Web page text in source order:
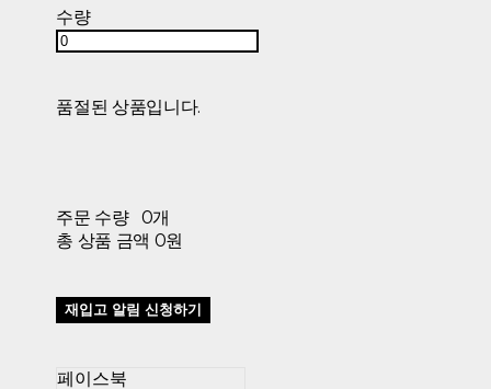
수량
품절된 상품입니다.
주문 수량
0개
총 상품 금액 0원
재입고 알림 신청하기
페이스북